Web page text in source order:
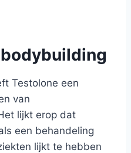
Testolone een
van
lijkt erop dat
een behandeling
lijkt te hebben